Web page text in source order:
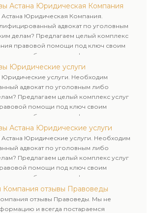
Индивидуальный подход к каждому
Астана Юридическая Компания
Астана Юридическая Компания.
адвокат по уголовным
делам? Предлагаем целый комплекс
правовой помощи под ключ своим
обслуживание физических и
Индивидуальный подход к каждому
Юридические услуги
Юридические услуги. Необходим
адвокат по уголовным либо
Предлагаем целый комплекс услуг
помощи под ключ своим
обслуживание физических и
Индивидуальный подход к каждому
Астана Юридические услуги
Астана Юридические услуги. Необходим
адвокат по уголовным либо
Предлагаем целый комплекс услуг
помощи под ключ своим
обслуживание физических и
Индивидуальный подход к каждому
отзывы Правоведы
отзывы Правоведы. Мы не
и всегда постараемся